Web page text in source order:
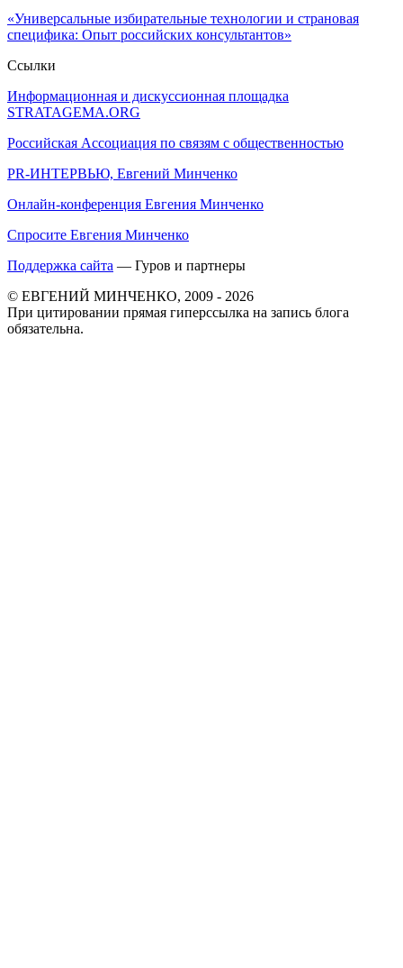
«Универсальные избирательные технологии и страновая
специфика: Опыт российских консультантов»
Ссылки
Информационная и дискуссионная площадка
STRATAGEMA.ORG
Российская Ассоциация по связям с общественностью
PR-ИНТЕРВЬЮ, Евгений Минченко
Онлайн-конференция Евгения Минченко
Спросите Евгения Минченко
Поддержка сайта — Гуров и партнеры
© ЕВГЕНИЙ МИНЧЕНКО, 2009 - 2026
При цитировании прямая гиперссылка на запись блога
обязательна.